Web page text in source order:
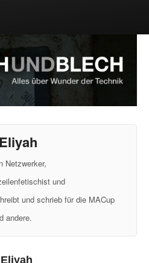
Netzwerker,
und
und schrieb für die MACup
andere.